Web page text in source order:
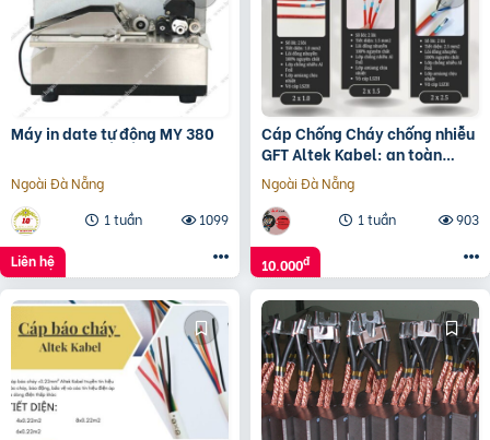
Máy in date tự động MY 380
Ngoài Đà Nẵng
1 tuần
1099
Liên hệ
Cáp Chống Cháy chống nhiễu
GFT Altek Kabel: an toàn
trong nhiệt độ cao
Ngoài Đà Nẵng
1 tuần
903
10.000đ